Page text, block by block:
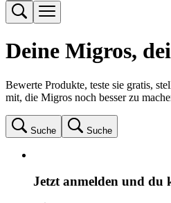
Deine Migros,
Bewerte Produkte, teste sie gratis,
mit, die Migros noch besser zu
Suche Suche
Jetzt anmelden und du